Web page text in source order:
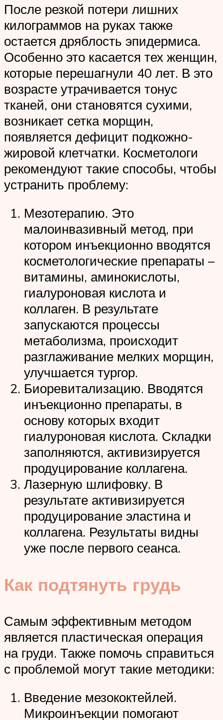
После резкой потери лишних
килограммов на руках также
остается дряблость эпидермиса.
Особенно это касается тех женщин,
которые перешагнули 40 лет. В это
возрасте утрачивается тонус
тканей, они становятся сухими,
возникает сетка морщин,
появляется дефицит подкожно-
жировой клетчатки. Косметологи
рекомендуют такие способы, чтобы
устранить проблему:
Мезотерапию. Это
малоинвазивный метод, при
котором инъекционно вводятся
косметологические препараты –
витамины, аминокислоты,
гиалуроновая кислота и
коллаген. В результате
запускаются процессы
метаболизма, происходит
разглаживание мелких морщин,
улучшается тургор.
Биоревитализацию. Вводятся
инъекционно препараты, в
основу которых входит
гиалуроновая кислота. Складки
заполняются, активизируется
продуцирование коллагена.
Лазерную шлифовку. В
результате активизируется
продуцирование эластина и
коллагена. Результаты видны
уже после первого сеанса.
Как подтянуть грудь
Самым эффективным методом
является пластическая операция
на груди. Также помочь справиться
с проблемой могут такие методики:
Введение мезококтейлей.
Микроинъекции помогают